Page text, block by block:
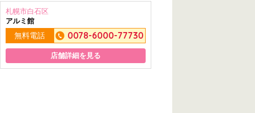
札幌市白石区
アルミ館
無料電話 0078-6000-77730
店舗詳細を見る